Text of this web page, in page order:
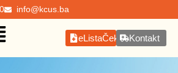
info@kcus.ba
eListaČekanjaKontakt